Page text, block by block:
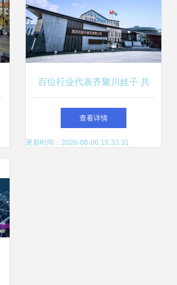
百位行业代表齐聚川娃子 共
话食品智造新味来，明星工厂
引领行业升级
查看详情
更新时间：2026-08-06 15:33:31